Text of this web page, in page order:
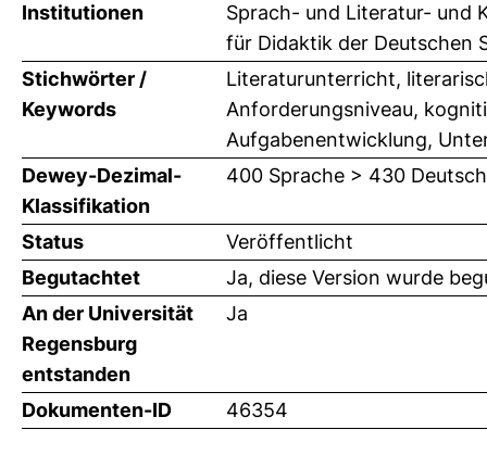
Institutionen
Sprach- und Literatur- und
für Didaktik der Deutschen
Stichwörter /
Keywords
Literaturunterricht,
Anforderungsniveau,
Aufgabenentwicklung,
Dewey-Dezimal-
Klassifikation
400 Sprache > 430 Deutsch
Status
Veröffentlicht
Begutachtet
Ja, diese Version wurde
An der Universität
Regensburg
entstanden
Ja
Dokumenten-ID 46354